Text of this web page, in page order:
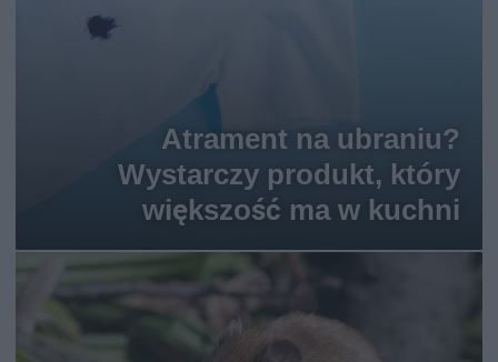
Atrament na ubraniu?
Wystarczy produkt, który
większość ma w kuchni